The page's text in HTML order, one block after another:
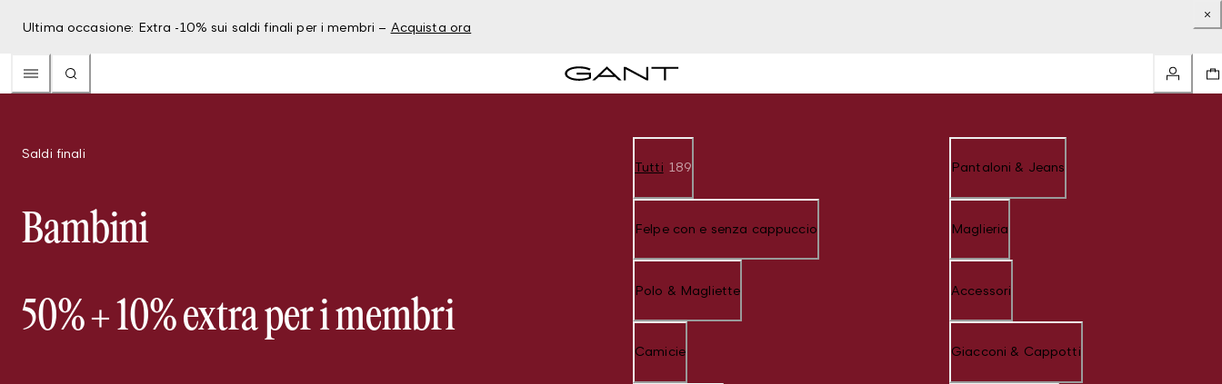
Ultima occasione: Extra -10% sui saldi finali per i membri – Acquista ora
Saldi finali
Bambini
50% + 10% extra per i membri
Tutti 189
Felpe con e senza cappuccio
Polo & Magliette
Camicie
Pantaloni & Jeans
Maglieria
Accessori
Giacconi & Cappotti